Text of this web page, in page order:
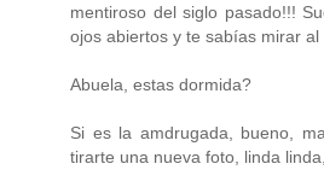
mentiroso del siglo pasado!!!
ojos abiertos y te sabías mirar
Abuela, estas dormida?
Si es la amdrugada, bueno,
tirarte una nueva foto, linda